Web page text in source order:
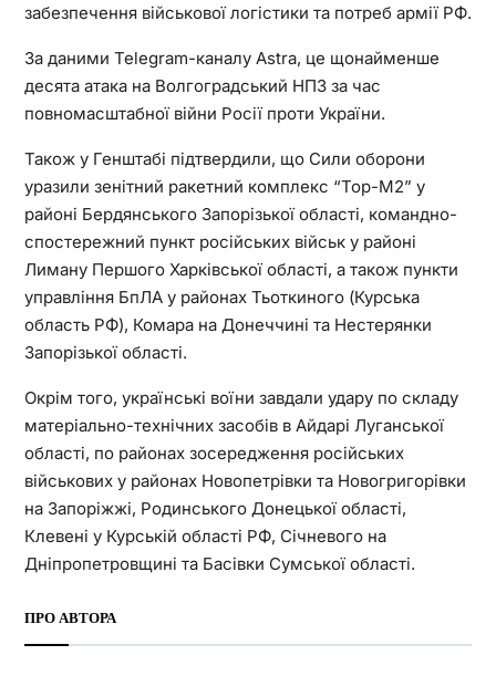
забезпечення військової логістики та потреб армії РФ.
За даними Telegram-каналу Astra, це щонайменше
десята атака на Волгоградський НПЗ за час
повномасштабної війни Росії проти України.
Також у Генштабі підтвердили, що Сили оборони
уразили зенітний ракетний комплекс “Тор-М2” у
районі Бердянського Запорізької області, командно-
спостережний пункт російських військ у районі
Лиману Першого Харківської області, а також пункти
управління БпЛА у районах Тьоткиного (Курська
область РФ), Комара на Донеччині та Нестерянки
Запорізької області.
Окрім того, українські воїни завдали удару по складу
матеріально-технічних засобів в Айдарі Луганської
області, по районах зосередження російських
військових у районах Новопетрівки та Новогригорівки
на Запоріжжі, Родинського Донецької області,
Клевені у Курській області РФ, Січневого на
Дніпропетровщині та Басівки Сумської області.
ПРО АВТОРА